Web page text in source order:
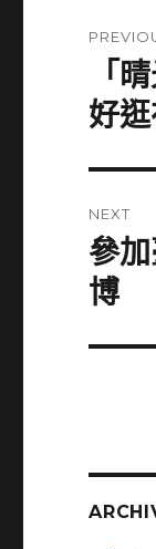
post:
「
好
NEXT
Next
post:
參
博